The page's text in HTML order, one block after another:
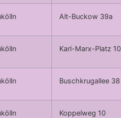
Alt-Buckow 39a
Karl-Marx-Platz 10
Buschkrugallee 38
Koppelweg 10